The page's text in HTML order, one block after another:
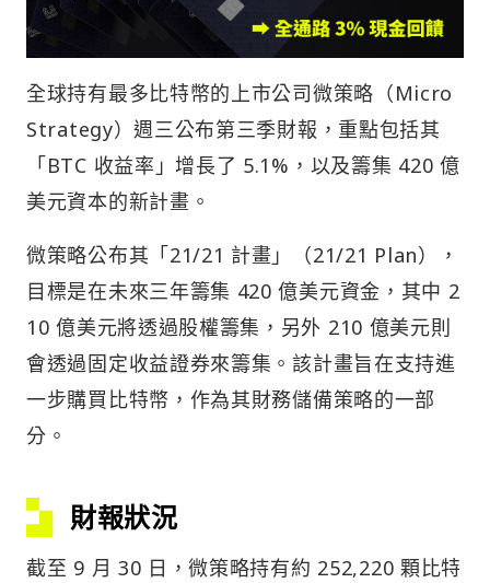
全球持有最多比特幣的上市公司微策略（Micro
Strategy）週三公布第三季財報，重點包括其
「BTC 收益率」增長了 5.1%，以及籌集 420 億
美元資本的新計畫。
微策略公布其「21/21 計畫」（21/21 Plan），
目標是在未來三年籌集 420 億美元資金，其中 2
10 億美元將透過股權籌集，另外 210 億美元則
會透過固定收益證券來籌集。該計畫旨在支持進
一步購買比特幣，作為其財務儲備策略的一部
分。
財報狀況
截至 9 月 30 日，微策略持有約 252,220 顆比特